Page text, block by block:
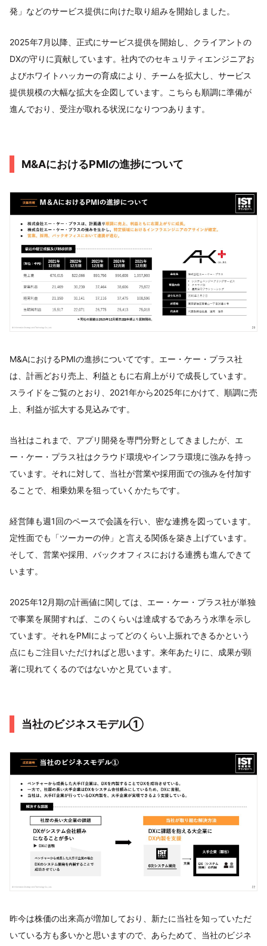
発」などのサービス提供に向けた取り組みを開始しました。
2025年7月以降、正式にサービス提供を開始し、クライアントの
DXの守りに貢献しています。社内でのセキュリティエンジニアお
よびホワイトハッカーの育成により、チームを拡大し、サービス
提供規模の大幅な拡大を企図しています。こちらも順調に準備が
進んでおり、受注が取れる状況になりつつあります。
M&AにおけるPMIの進捗について
M&AにおけるPMIの進捗についてです。エー・ケー・プラス社
は、計画どおり売上、利益ともに右肩上がりで成長しています。
スライドをご覧のとおり、2021年から2025年にかけて、順調に売
上、利益が拡大する見込みです。
当社はこれまで、アプリ開発を専門分野としてきましたが、エ
ー・ケー・プラス社はクラウド環境やインフラ環境に強みを持っ
ています。それに対して、当社が営業や採用面での強みを付加す
ることで、相乗効果を狙っていくかたちです。
経営陣も週1回のペースで会議を行い、密な連携を図っています。
定性面でも「ツーカーの仲」と言える関係を築き上げています。
そして、営業や採用、バックオフィスにおける連携も進んできて
います。
2025年12月期の計画値に関しては、エー・ケー・プラス社が単独
で事業を展開すれば、このくらいは達成するであろう水準を示し
ています。それをPMIによってどのくらい上振れできるかという
点にもご注目いただければと思います。来年あたりに、成果が顕
著に現れてくるのではないかと見ています。
当社のビジネスモデル①
昨今は株価の出来高が増加しており、新たに当社を知っていただ
いている方も多いかと思いますので、あらためて、当社のビジネ